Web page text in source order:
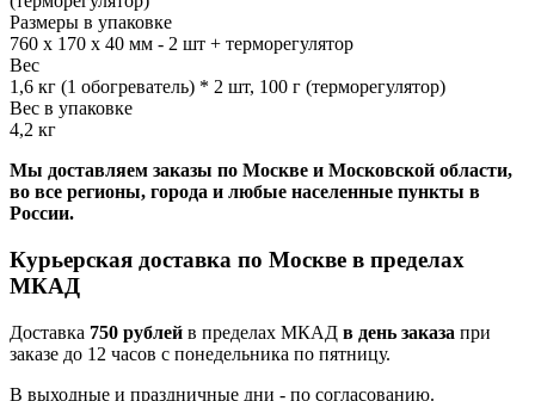
Размеры в упаковке
760 х 170 х 40 мм - 2 шт + терморегулятор
Вес
1,6 кг (1 обогреватель) * 2 шт, 100 г (терморегулятор)
Вес в упаковке
4,2 кг
Мы доставляем заказы по Москве и Московской области,
во все регионы, города и любые населенные пункты в
России.
Курьерская доставка по Москве в пределах
МКАД
Доставка 750 рублей в пределах МКАД в день заказа при
заказе до 12 часов с понедельника по пятницу.
В выходные и праздничные дни - по согласованию.